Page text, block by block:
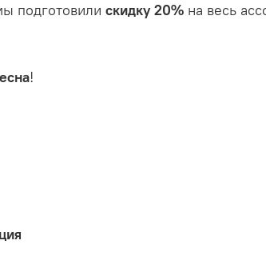
подготовили скидку 20% на весь
!